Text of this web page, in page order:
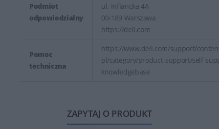
Podmiot
odpowiedzialny
ul. Inflancka 4A
00-189 Warszawa
https://dell.com
Pomoc
techniczna
https://www.dell.com/support/
pl/category/product-support/self-
knowledgebase
ZAPYTAJ O PRODUKT